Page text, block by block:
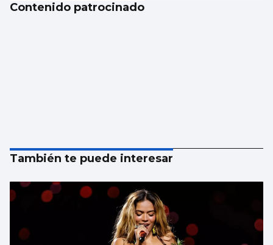
Contenido patrocinado
También te puede interesar